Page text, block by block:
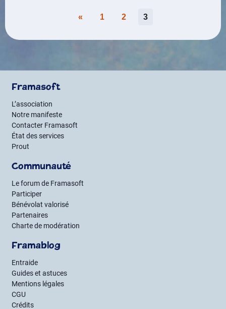
Pagination
des
« 1 2 3
Framasoft
L’association
Notre manifeste
Contacter Framasoft
État des services
Prout
Communauté
Le forum de Framasoft
Participer
Bénévolat valorisé
Partenaires
Charte de modération
Framablog
Entraide
Guides et astuces
Mentions légales
CGU
Crédits